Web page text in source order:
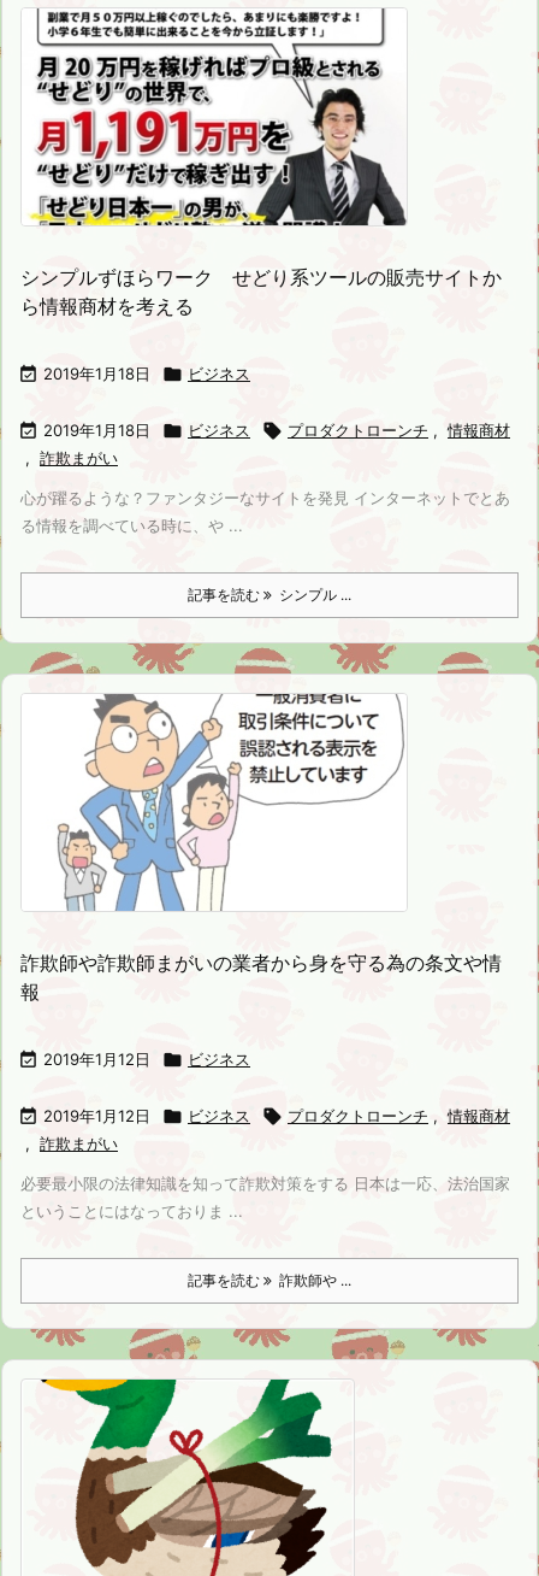
シンプルずほらワーク せどり系ツールの販売サイトか
ら情報商材を考える
 2019年1月18日  ビジネス
 2019年1月18日  ビジネス  プロダクトローンチ , 情報商材
, 詐欺まがい
心が躍るような？ファンタジーなサイトを発見 インターネットでとあ
る情報を調べている時に、や ...
記事を読む シンプル ...
詐欺師や詐欺師まがいの業者から身を守る為の条文や情
報
 2019年1月12日  ビジネス
 2019年1月12日  ビジネス  プロダクトローンチ , 情報商材
, 詐欺まがい
必要最小限の法律知識を知って詐欺対策をする 日本は一応、法治国家
ということにはなっておりま ...
記事を読む 詐欺師や ...